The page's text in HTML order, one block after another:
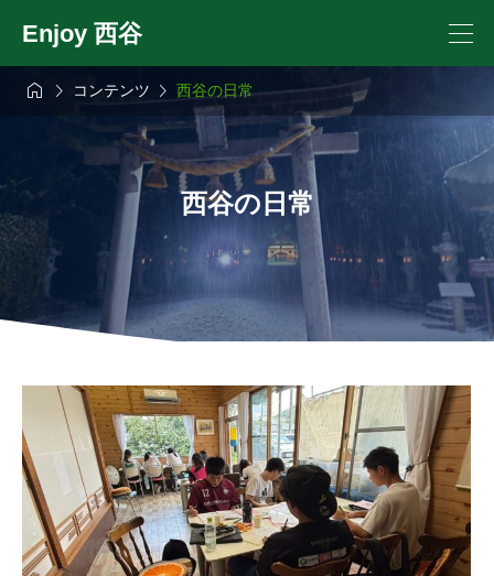
Enjoy 西谷
  コンテンツ 西谷の日常
西谷の日常